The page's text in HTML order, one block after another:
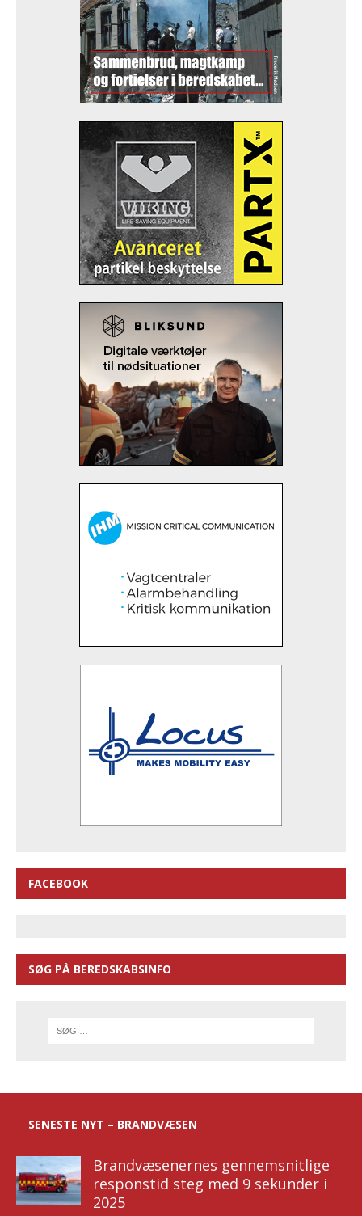
FACEBOOK
SØG PÅ BEREDSKABSINFO
SENESTE NYT – BRANDVÆSEN
Brandvæsenernes gennemsnitlige
responstid steg med 9 sekunder i
2025